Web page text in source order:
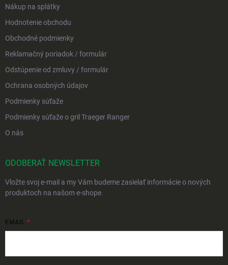
Nákup na splátky
Hodnotenie obchodu
Obchodné podmienky
Reklamačný poriadok / formulár
Odstúpenie od zmluvy / formulár
Ochrana osobných údajov
Podmienky súťaže
Podmienky súťaže o gril Traeger Ranger
O nás
ODOBERAŤ NEWSLETTER
Vložte svoj e-mail a my Vám budeme zasielať informácie o nových
produktoch na našom e-shope.
EMAIL